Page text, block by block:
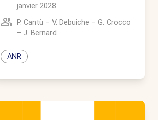
janvier 2028
P. Cantù – V. Debuiche – G. Crocco
– J. Bernard
ANR